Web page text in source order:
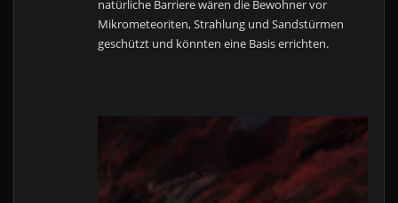
natürliche Barriere wären die Bewohner vor
Mikrometeoriten, Strahlung und Sandstürmen
geschützt und könnten eine Basis errichten.